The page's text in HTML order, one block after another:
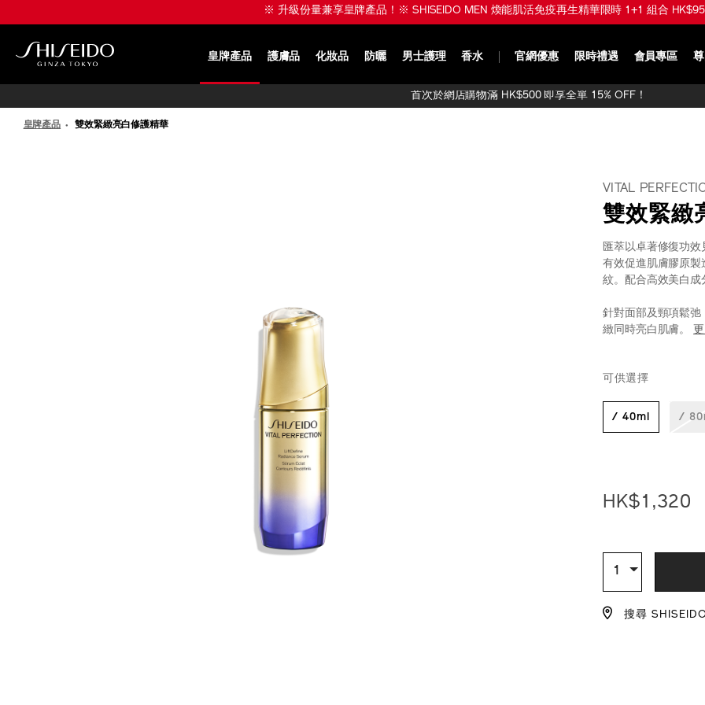
至
※ 升級份量兼享皇牌產品！※ SHISEIDO MEN 煥能肌活免疫再生精華限時 1+1 組合
皇牌產品 護膚品 化妝品 防曬 男士護理 香水 官網優惠 限時禮遇 會員專區
首次於網店購物滿 HK$500 即享全單 15% OFF！
皇牌產品 雙效緊緻亮白修護精華
VITAL
雙效緊緻
匯萃以卓著修復功效
有效促進肌膚膠原
紋。配合高效美白成
針對面部及頸項鬆
緻同時亮白肌膚。
編
號：
可供選擇
/ 40ml /
HK$1,320
TO
CART
數
量
1
搜尋